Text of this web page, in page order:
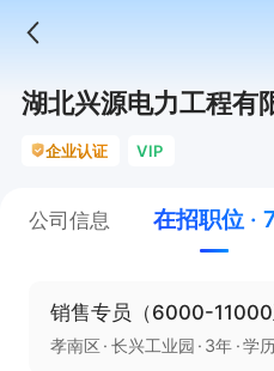
湖北兴源电力工程有
企业认证 VIP
公司信息 在招职位 ·
销售专员（6000-11000
孝南区 长兴工业园 3年 学